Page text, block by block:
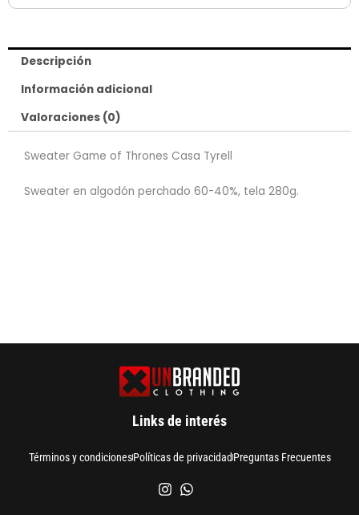
Descripción
Información adicional
Valoraciones (0)
Sweater Game of Thrones Casa Tyrell
Sweater en algodón perchado 60-40%, tela 280g.
Links de interés
Términos y condicionesPolíticas de privacidadPreguntas Frecuentes